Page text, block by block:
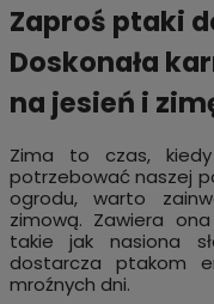
Zaproś ptaki
Doskonała
na jesień i
Zima to czas,
potrzebować naszej
ogrodu, warto
zimową. Zawiera
takie jak nasiona
dostarcza ptakom
mroźnych dni.